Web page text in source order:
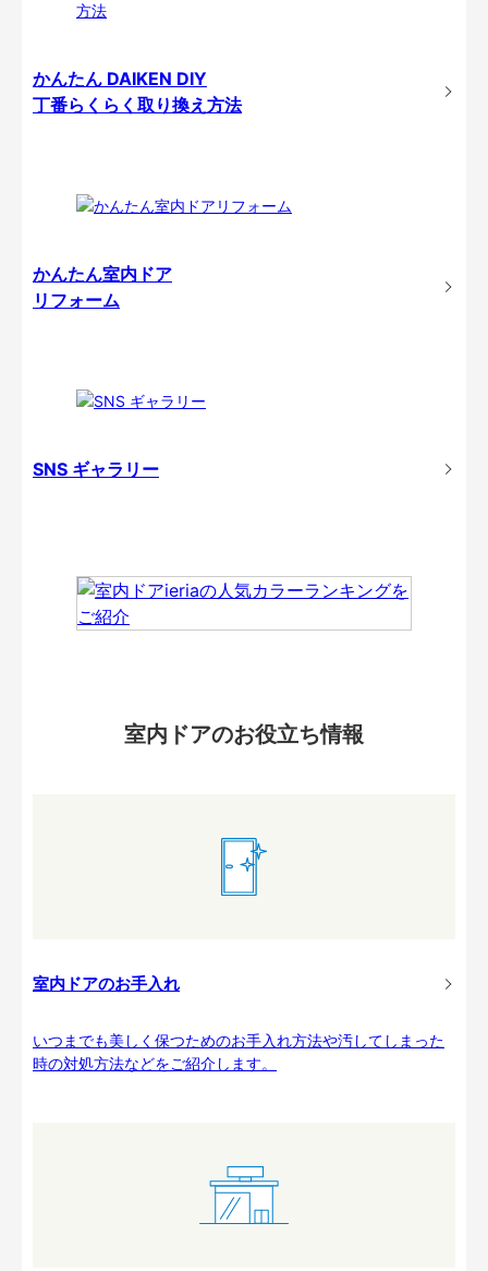
かんたん DAIKEN DIY
丁番らくらく取り換え方法
かんたん室内ドア
リフォーム
SNS ギャラリー
室内ドアのお役立ち情報
室内ドアのお手入れ
いつまでも美しく保つためのお手入れ方法や汚してしまった
時の対処方法などをご紹介します。